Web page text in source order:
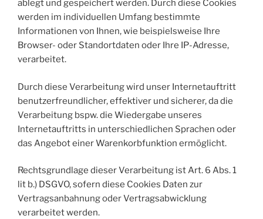
ablegt und gespeichert werden. Durch diese Cookies
werden im individuellen Umfang bestimmte
Informationen von Ihnen, wie beispielsweise Ihre
Browser- oder Standortdaten oder Ihre IP-Adresse,
verarbeitet.
Durch diese Verarbeitung wird unser Internetauftritt
benutzerfreundlicher, effektiver und sicherer, da die
Verarbeitung bspw. die Wiedergabe unseres
Internetauftritts in unterschiedlichen Sprachen oder
das Angebot einer Warenkorbfunktion ermöglicht.
Rechtsgrundlage dieser Verarbeitung ist Art. 6 Abs. 1
lit b.) DSGVO, sofern diese Cookies Daten zur
Vertragsanbahnung oder Vertragsabwicklung
verarbeitet werden.